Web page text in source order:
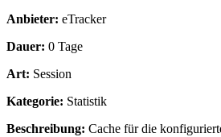
Anbieter: eTracker
Dauer: 0 Tage
Art: Session
Kategorie: Statistik
Beschreibung: Cache für die